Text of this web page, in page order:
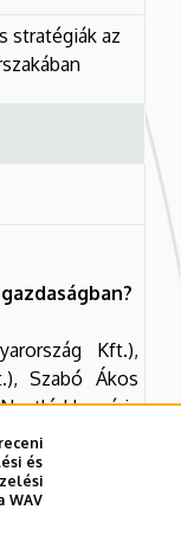
stratégiák az
Kft.),
Szabó Ákos
Hungária
és
WAV